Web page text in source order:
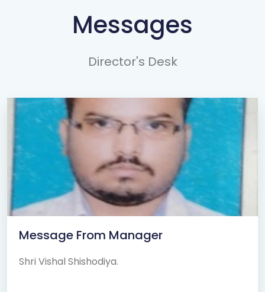
Messages
Director's Desk
Message From Manager
Shri Vishal Shishodiya.